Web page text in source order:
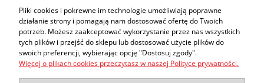
pokaż pełną wersję strony
Sklep internetowy Shoper.pl
Pliki cookies i pokrewne im technologie umożliwiają poprawne
działanie strony i pomagają nam dostosować ofertę do Twoich
potrzeb. Możesz zaakceptować wykorzystanie przez nas wszystkich
tych plików i przejść do sklepu lub dostosować użycie plików do
swoich preferencji, wybierając opcję "Dostosuj zgody".
Więcej o plikach cookies przeczytasz w naszej Polityce prywatności.